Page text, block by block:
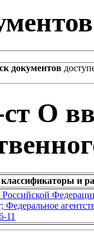
документов
О
и
Федеральное
11